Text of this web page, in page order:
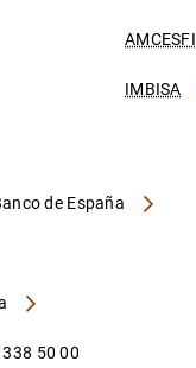
AMCESFI
IMBISA
de España
50 00